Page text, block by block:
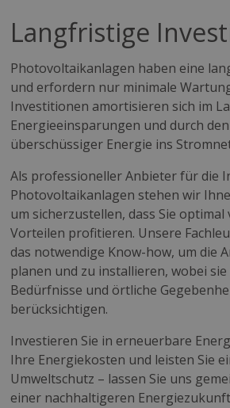
Langfristige
Photovoltaikanlagen haben eine
und erfordern nur minimale
Investitionen amortisieren sich im
Energieeinsparungen und durch
überschüssiger Energie ins
Als professioneller Anbieter für die
Photovoltaikanlagen stehen wir
um sicherzustellen, dass Sie optimal
Vorteilen profitieren. Unsere
das notwendige Know-how, um die
planen und zu installieren, wobei
Bedürfnisse und örtliche
berücksichtigen.
Investieren Sie in erneuerbare
Ihre Energiekosten und leisten Sie
Umweltschutz – lassen Sie uns
einer nachhaltigeren